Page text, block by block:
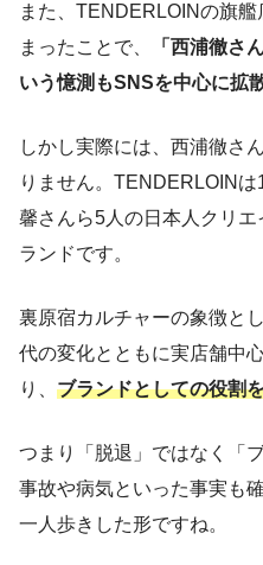
また、TENDERLOINの旗
まったことで、
「西浦徹さ
いう憶測もSNSを中心に拡
しかし実際には、西浦徹さ
りません。TENDERLOIN
馨さんら5人の日本人クリ
ランドです。
裏原宿カルチャーの象徴と
代の変化とともに実店舗中
り、 ブランドとしての役割
つまり「脱退」ではなく「
事故や病気といった事実も
一人歩きした形ですね。